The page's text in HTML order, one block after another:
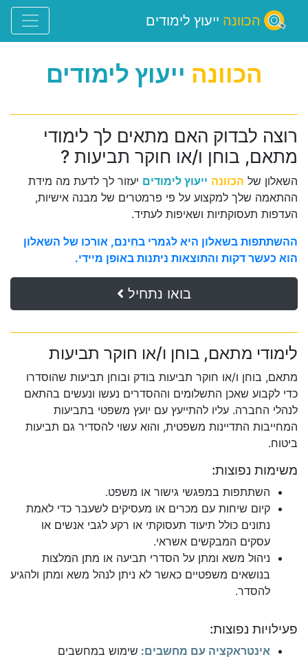
הכוונה ייעוץ לימודים
הכוונה ייעוץ לימודים
רוצה לבדוק האם מתאים לך לימודי
מתאם, בוחן ו/או חוקר תביעות ?
השאלון של הכוונה ייעוץ לימודים יעזור לך לדעת מה מידת
ההתאמה שלך למקצוע על פי פרמטרים של מבנה אישיות,
העדפות תעסוקתיות ושאיפות לעתיד.
ההשתתפות בשאלון היא לגמרי בחינם, אורכו של השאלון
הוא כעשר דקות והתוצאות ניתנות באופן מיידי.
בואו נתחיל
לימודי מתאם, בוחן ו/או חוקר תביעות
מתאם, בוחן ו/או חוקר תביעות בודק ובוחן תביעות שהוסדרו
כדי לקבוע שאכן התשלומים וההסדרים נעשו ונעשים בהתאם
לנהלי החברה. עליו להתייעץ עם יועץ משפטי בתביעות
המחייבות התדיינות משפטית, והוא עשוי להסדיר גם תביעות
ביטוח.
משימות נפוצות:
השתתפות במפגשי גישור או משפט.
קיום שיחות עם מכרים או מעסיקים לשעבר כדי לאמת
נתונים כולל תיעוד תעסוקתי או רקע לגבי אנשים או
עסקים המבקשים אשראי.
ניהול משא ומתן על הסדרי תביעה או מתן המלצות
בנושאים משפטיים כאשר לא ניתן לנהל משא ומתן ולהגיע
להסדר.
פעילויות נפוצות:
אינטראקציה עם מחשבים: שימוש במחשבים